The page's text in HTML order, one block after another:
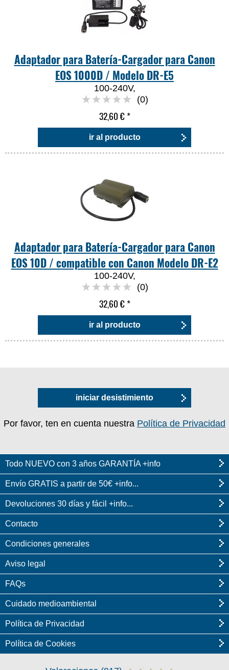
Adaptador para Batería-Cargador para Canon
EOS 1000D / Modelo DR-E5
100-240V,
(0)
32,60 €*
ir al producto
Adaptador para Batería-Cargador para Canon
EOS 10D / compatible con Canon Modelo DR-E2
100-240V,
(0)
32,60 €*
ir al producto
iniciar desistimiento
Por favor, ten en cuenta nuestra Política de Privacidad
Todo NUEVO con 3 años GARANTÍA +info
Envío GRATIS a partir de 50€ +info...
Devoluciones 30 días y fácil +info...
Contacto
Condiciones generales
Aviso legal
FAQs
Cuidado medioambiental
Política de Privacidad
Política de Cookies